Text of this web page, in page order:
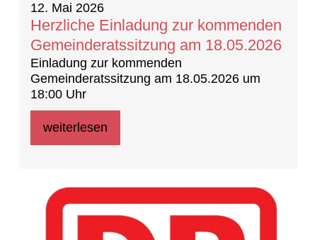
12. Mai 2026
Herzliche Einladung zur kommenden
Gemeinderatssitzung am 18.05.2026
Einladung zur kommenden
Gemeinderatssitzung am 18.05.2026 um
18:00 Uhr
weiterlesen